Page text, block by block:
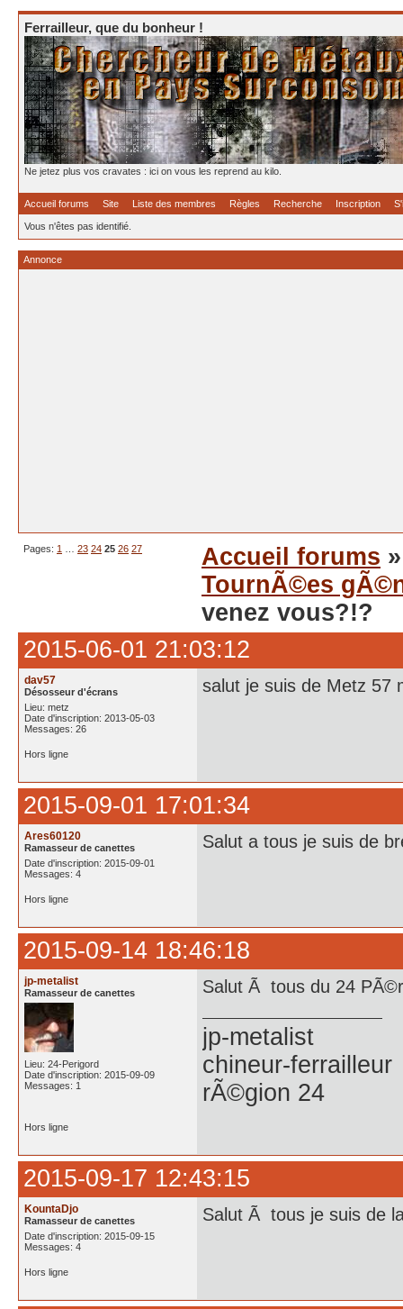
Ferrailleur, que du bonheur !
Ne jetez plus vos cravates : ici on vous les reprend au kilo.
Accueil forums Site Liste des membres Règles Recherche Inscription
Vous n'êtes pas identifié.
Annonce
Pages: 1 23 24 25 26 27 Accueil forums
TournÃ©es
venez vous?!?
2015-06-01 21:03:12
dav57
Désosseur d'écrans
Lieu: metz
Date d'inscription: 2013-05-03
Messages: 26
salut je suis de Metz 57
Hors ligne
2015-09-01 17:01:34
Ares60120
Ramasseur de canettes
Date d'inscription: 2015-09-01
Messages: 4
Salut a tous je suis de
Hors ligne
2015-09-14 18:46:18
jp-metalist
Ramasseur de canettes
Lieu: 24-Perigord
Date d'inscription: 2015-09-09
Messages: 1
Salut Ã tous du 24
jp-metalist
chineur-ferrailleur
rÃ©gion 24
Hors ligne
2015-09-17 12:43:15
KountaDjo
Ramasseur de canettes
Date d'inscription: 2015-09-15
Messages: 4
Salut Ã tous je suis de
Hors ligne